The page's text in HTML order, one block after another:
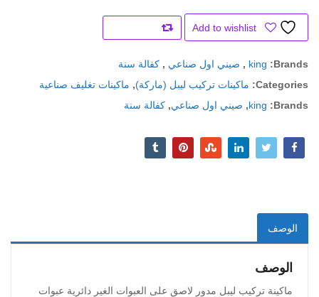
Add to wishlist
Brands:
king
, صيني اول صناعي , كفالة سنة
Categories:
ماكينات تركيب ليبل (ماركة), ماكينات تغليف صناعية
Brands:
king
, صيني اول صناعي, كفالة سنة
الوصف
الوصف
ماكينة تركيب ليبل مدور لاصق على العبوات الغير دائرية عبوات